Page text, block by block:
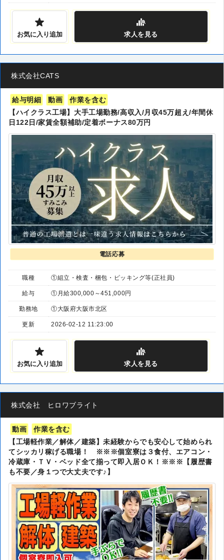
お気に入り追加 求人 を見る
株式会社CATS
給与明細 動画
作業を含む
【ハイクラス工場】大手工場勤務/高収入/月収45万超え/年間休
日122日/家賃全額補助/定着ボーナス80万円
電話応募
職種 ①組立・検査・梱包・ピッキング等(正社員)
給与 ①月給300,000～451,000円
勤務地 ①大阪府大阪市北区
更新 2026-02-12 11:23:00
お気に入り追加 求人を見る
株式会社 ヒロワブライト
動画
作業を含む
【工場軽作業／解体／建築】未経験からでも安心して始められ
てシッカリ稼げる職場！ ※※※個室寮は３食付、エアコン・
冷蔵庫・ＴＶ・ベッド全て揃って即入居ＯＫ！※※※【履歴書
も不要／身１つで大丈夫です♪】